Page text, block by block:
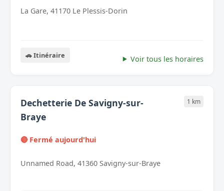
La Gare, 41170 Le Plessis-Dorin
🚗 Itinéraire Voir tous les horaires
Dechetterie De Savigny-sur-
Braye
1 km
🔴 Fermé aujourd'hui
Unnamed Road, 41360 Savigny-sur-Braye